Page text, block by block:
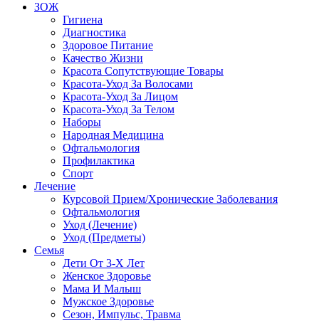
ЗОЖ
Гигиена
Диагностика
Здоровое Питание
Качество Жизни
Красота Сопутствующие Товары
Красота-Уход За Волосами
Красота-Уход За Лицом
Красота-Уход За Телом
Наборы
Народная Медицина
Офтальмология
Профилактика
Спорт
Лечение
Курсовой Прием/Хронические Заболевания
Офтальмология
Уход (Лечение)
Уход (Предметы)
Семья
Дети От 3-Х Лет
Женское Здоровье
Мама И Малыш
Мужское Здоровье
Сезон, Импульс, Травма